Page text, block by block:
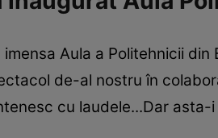
Aula a Politehnicii
de-al nostru în
cu laudele...Dar